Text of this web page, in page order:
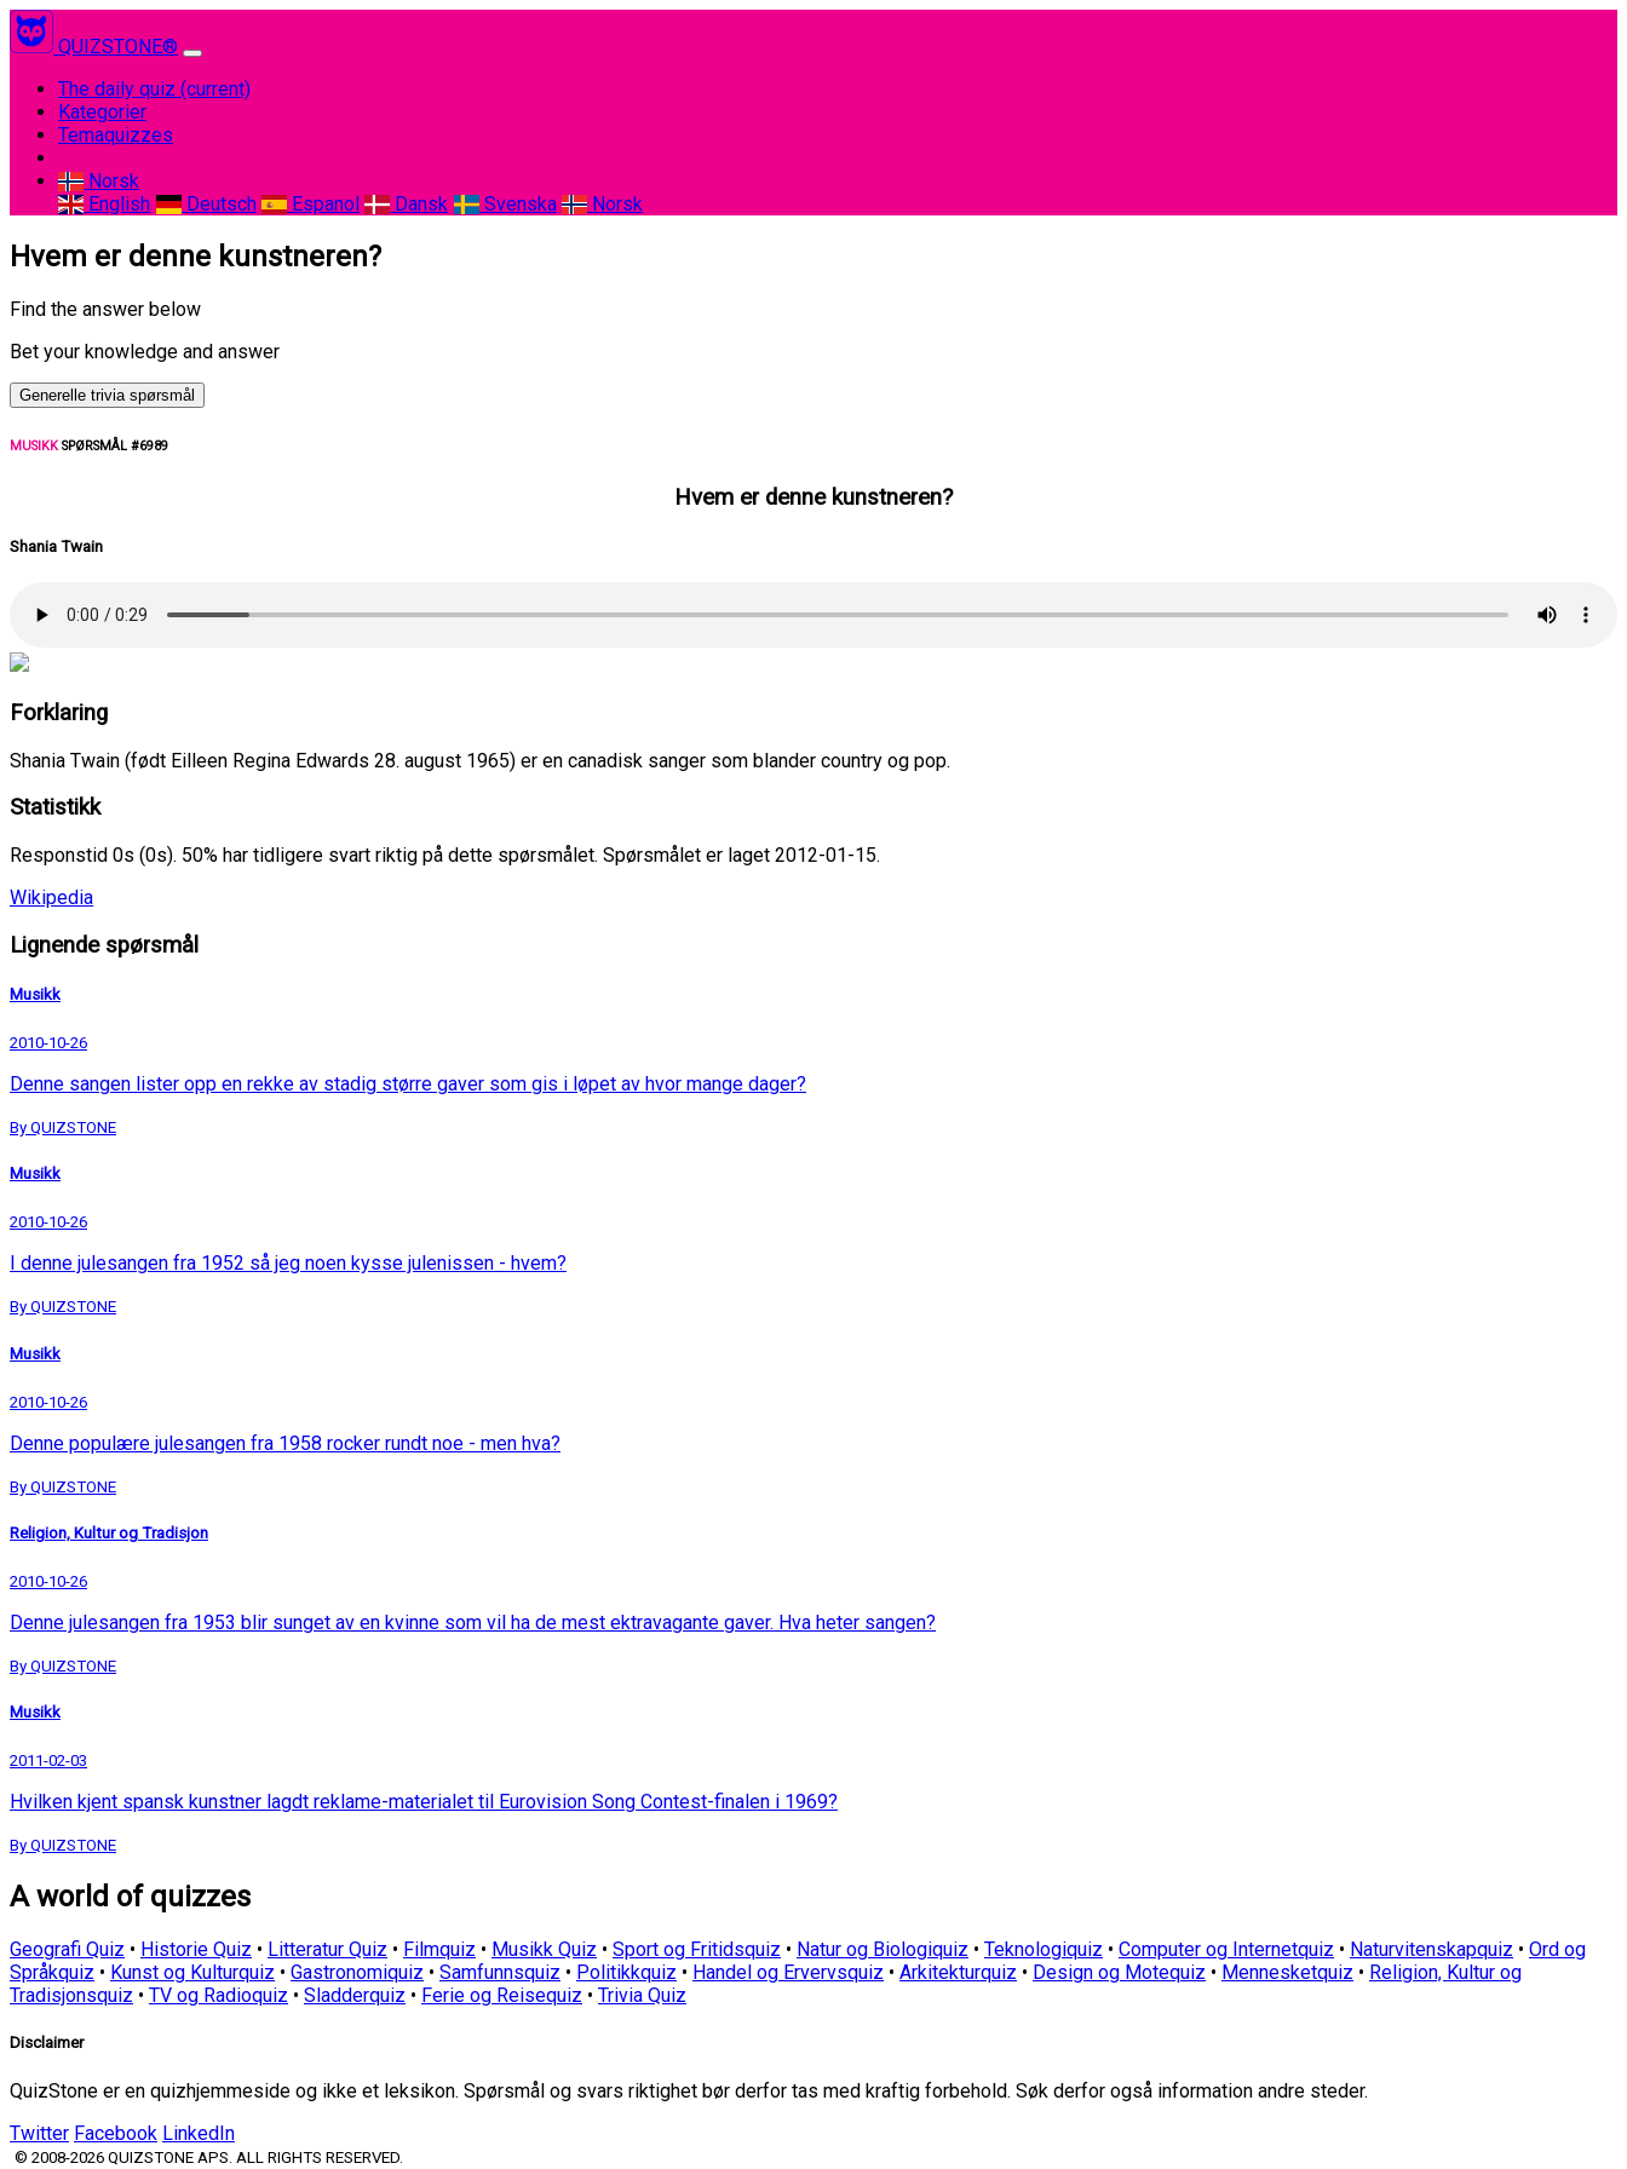
QUIZSTONE®
The daily quiz (current)
Kategorier
Temaquizzes
Norsk
English
Deutsch Espanol Dansk Svenska Norsk
Hvem er denne kunstneren?
Find the answer below
Bet your knowledge and answer
Generelle trivia spørsmål
MUSIKKSPØRSMÅL #6989
Hvem er denne kunstneren?
Shania Twain
Forklaring
Shania Twain (født Eilleen Regina Edwards 28. august 1965) er en canadisk sanger som blander country og pop.
Statistikk
Responstid 0s (0s). 50% har tidligere svart riktig på dette spørsmålet. Spørsmålet er laget 2012-01-15.
Wikipedia
Lignende spørsmål
Musikk
2010-10-26
Denne sangen lister opp en rekke av stadig større gaver som gis i løpet av hvor mange dager?
By QUIZSTONE
Musikk
2010-10-26
I denne julesangen fra 1952 så jeg noen kysse julenissen - hvem?
By QUIZSTONE
Musikk
2010-10-26
Denne populære julesangen fra 1958 rocker rundt noe - men hva?
By QUIZSTONE
Religion, Kultur og Tradisjon
2010-10-26
Denne julesangen fra 1953 blir sunget av en kvinne som vil ha de mest ektravagante gaver. Hva heter sangen?
By QUIZSTONE
Musikk
2011-02-03
Hvilken kjent spansk kunstner lagdt reklame-materialet til Eurovision Song Contest-finalen i 1969?
By QUIZSTONE
A world of quizzes
Geografi Quiz • Historie Quiz • Litteratur Quiz • Filmquiz • Musikk Quiz • Sport og Fritidsquiz • Natur og Biologiquiz • Teknologiquiz • Computer og Internetquiz • Naturvitenskapquiz • Ord og
Språkquiz • Kunst og Kulturquiz • Gastronomiquiz • Samfunnsquiz • Politikkquiz • Handel og Ervervsquiz • Arkitekturquiz • Design og Motequiz • Mennesketquiz • Religion, Kultur og
Tradisjonsquiz • TV og Radioquiz • Sladderquiz • Ferie og Reisequiz • Trivia Quiz
Disclaimer
QuizStone er en quizhjemmeside og ikke et leksikon. Spørsmål og svars riktighet bør derfor tas med kraftig forbehold. Søk derfor også information andre steder.
Twitter Facebook LinkedIn
© 2008-2026 QUIZSTONE APS. ALL RIGHTS RESERVED.